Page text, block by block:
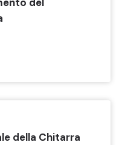
della Chitarra